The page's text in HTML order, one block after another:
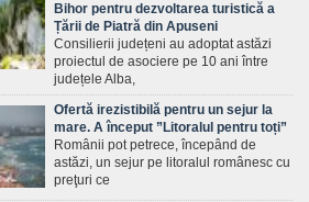
Bihor pentru dezvoltarea turistică a
Țării de Piatră din Apuseni
Consilierii județeni au adoptat astăzi
proiectul de asociere pe 10 ani între
județele Alba,
Ofertă irezistibilă pentru un sejur la
mare. A început ”Litoralul pentru toți”
Românii pot petrece, începând de
astăzi, un sejur pe litoralul românesc cu
preţuri ce